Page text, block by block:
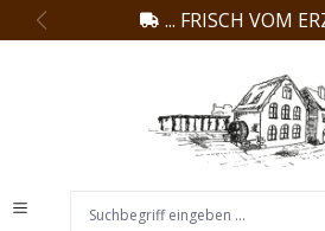
springen ... FRISCH VOM
Suchbegriff eingeben ...